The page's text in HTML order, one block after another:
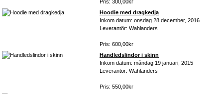
Pris: 300,00kr
Hoodie med dragkedja
Inkom datum: onsdag 28 december, 2016
Leverantör: Wahlanders
Pris: 600,00kr
Handledslindor i skinn
Inkom datum: måndag 19 januari, 2015
Leverantör: Wahlanders
Pris: 550,00kr